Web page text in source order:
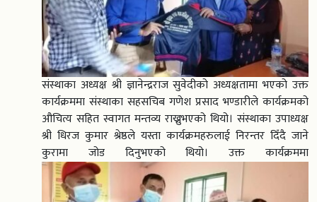
संस्थाका अध्यक्ष श्री ज्ञानेन्द्रराज सुवेदीको अध्यक्षतामा भएको उक्त
कार्यक्रममा संस्थाका सहसचिब गणेश प्रसाद भण्डारीले कार्यक्रमको
औचित्य सहित स्वागत मन्तव्य राख्नुभएको थियो। संस्थाका उपाध्यक्ष
श्री धिरज कुमार श्रेष्ठले यस्ता कार्यक्रमहरुलाई निरन्तर दिँदै जाने
कुरामा जोड दिनुभएको थियो। उक्त कार्यक्रममा